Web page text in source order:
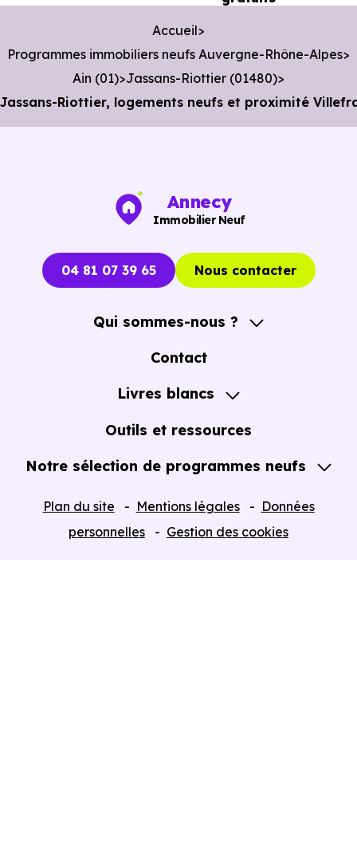
min en voiture ou à 1.4 km, soit 17 min à pied.
Accueil
Programmes immobiliers neufs Auvergne-Rhône-Alpes
Ain (01) Jassans-Riottier (01480)
Riottier, logements neufs et proximité
Annecy
Immobilier Neuf
04 81 07 39 65 Nous contacter
Qui sommes-nous ?
A propos
Contact
Livres blancs
Guide de l'Achat immobilier neuf en VEFA
Outils et ressources
Notre sélection de programmes neufs
Plan du site Mentions légales
Données
personnelles
Gestion des cookies